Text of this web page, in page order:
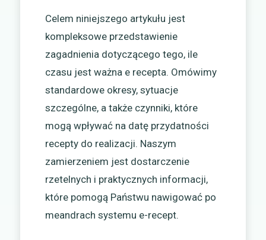
Celem niniejszego artykułu jest
kompleksowe przedstawienie
zagadnienia dotyczącego tego, ile
czasu jest ważna e recepta. Omówimy
standardowe okresy, sytuacje
szczególne, a także czynniki, które
mogą wpływać na datę przydatności
recepty do realizacji. Naszym
zamierzeniem jest dostarczenie
rzetelnych i praktycznych informacji,
które pomogą Państwu nawigować po
meandrach systemu e-recept.